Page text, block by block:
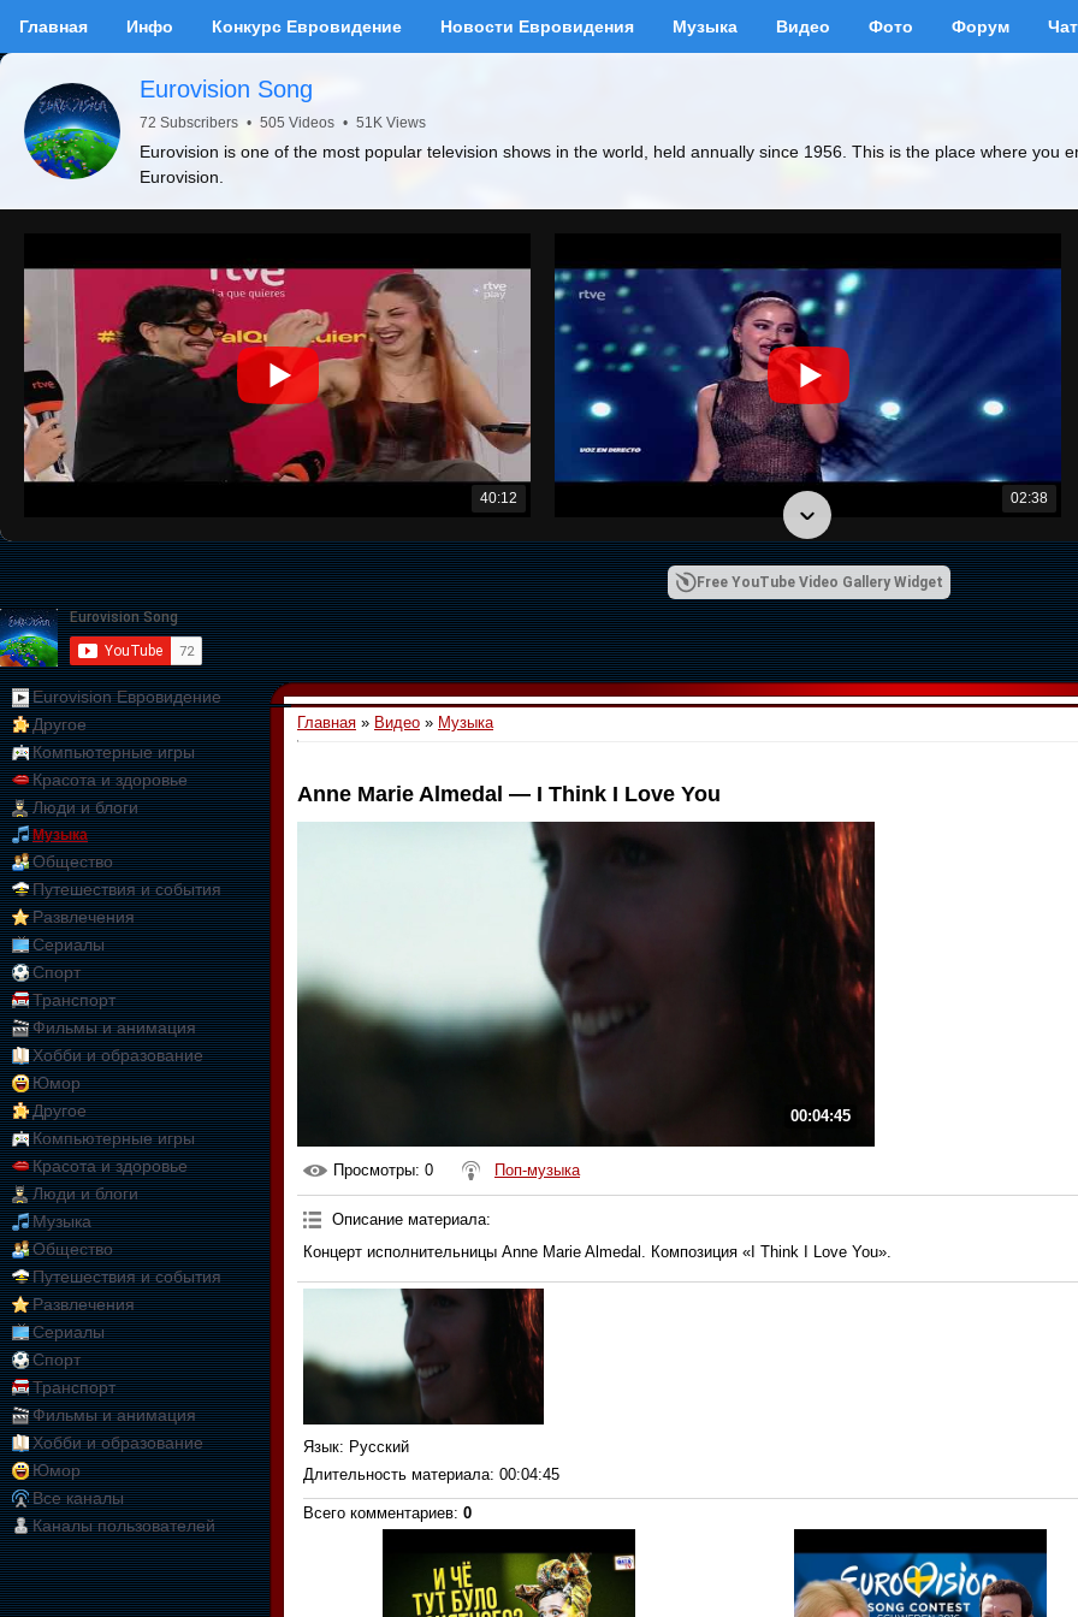
Главная Инфо Конкурс Евровидение Новости Евровидения Музыка Видео Фото Форум Чат
Eurovision Song
72 Subscribers • 505 Videos • 51K Views
Eurovision is one of the most popular television shows in the world, held annually since 1956. This is the place where you
Eurovision.
40:12 02:38
Free YouTube Video Gallery Widget
Eurovision Евровидение
Другое
Компьютерные игры
Красота и здоровье
Люди и блоги
Музыка
Общество
Путешествия и события
Развлечения
Сериалы
Спорт
Транспорт
Фильмы и анимация
Хобби и образование
Юмор
Другое
Компьютерные игры
Красота и здоровье
Люди и блоги
Музыка
Общество
Путешествия и события
Развлечения
Сериалы
Спорт
Транспорт
Фильмы и анимация
Хобби и образование
Юмор
Все каналы
Каналы пользователей
Главная » Видео » Музыка
Anne Marie Almedal — I Think I Love You
00:04:45
Просмотры: 0 Поп-музыка
Описание материала:
Концерт исполнительницы Anne Marie Almedal. Композиция «I Think I Love You».
Язык: Русский
Длительность материала: 00:04:45
Всего комментариев: 0